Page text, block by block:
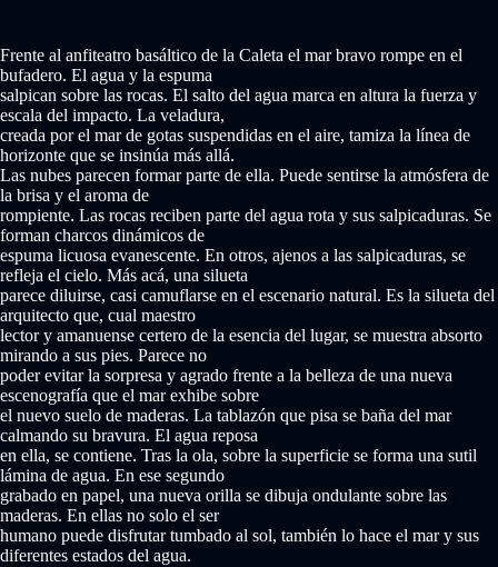
Frente al anfiteatro basáltico de la Caleta el mar bravo rompe en el
bufadero. El agua y la espuma
salpican sobre las rocas. El salto del agua marca en altura la fuerza y
escala del impacto. La veladura,
creada por el mar de gotas suspendidas en el aire, tamiza la línea de
horizonte que se insinúa más allá.
Las nubes parecen formar parte de ella. Puede sentirse la atmósfera de
la brisa y el aroma de
rompiente. Las rocas reciben parte del agua rota y sus salpicaduras. Se
forman charcos dinámicos de
espuma licuosa evanescente. En otros, ajenos a las salpicaduras, se
refleja el cielo. Más acá, una silueta
parece diluirse, casi camuflarse en el escenario natural. Es la silueta del
arquitecto que, cual maestro
lector y amanuense certero de la esencia del lugar, se muestra absorto
mirando a sus pies. Parece no
poder evitar la sorpresa y agrado frente a la belleza de una nueva
escenografía que el mar exhibe sobre
el nuevo suelo de maderas. La tablazón que pisa se baña del mar
calmando su bravura. El agua reposa
en ella, se contiene. Tras la ola, sobre la superficie se forma una sutil
lámina de agua. En ese segundo
grabado en papel, una nueva orilla se dibuja ondulante sobre las
maderas. En ellas no solo el ser
humano puede disfrutar tumbado al sol, también lo hace el mar y sus
diferentes estados del agua.